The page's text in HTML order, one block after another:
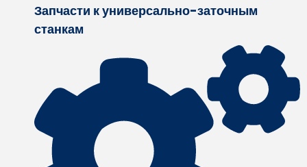
Запчасти к универсально-заточным
станкам